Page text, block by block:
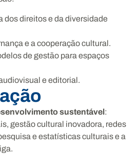
dos direitos e da diversidade
e a cooperação cultural.
de gestão para espaços
e editorial.
sustentável:
gestão cultural inovadora, redes
e estatísticas culturais e a